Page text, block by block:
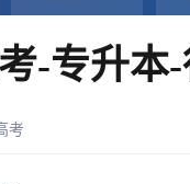
-专升本
考